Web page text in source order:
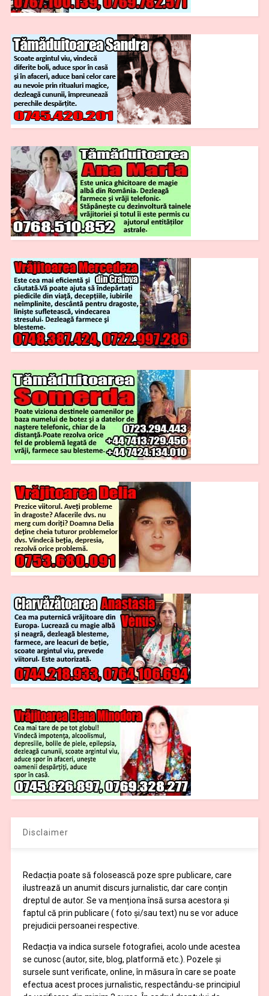
Disclaimer
Redacția poate să folosească poze spre publicare, care
ilustrează un anumit discurs jurnalistic, dar care conțin
dreptul de autor. Se va menționa însă sursa acestora și
faptul că prin publicare ( foto și/sau text) nu se vor aduce
prejudicii persoanei respective.
Redacția va indica sursele fotografiei, acolo unde acestea
se cunosc (autor, site, blog, platformă etc.). Pozele și
sursele sunt verificate, online, în măsura în care se poate
efectua acest proces jurnalistic, respectându-se principiul